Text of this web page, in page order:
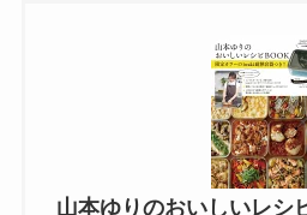
山本ゆりのおいしいレシ